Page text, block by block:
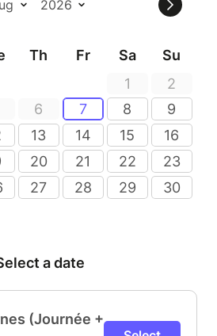
Th Fr Sa
Su
1
2
6 7 8
9
13 14 15
16
20 21 22
23
27 28 29
30
a date
(Journée +